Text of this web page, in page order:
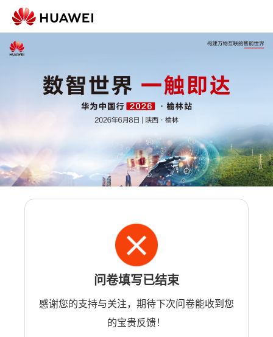
问卷填写已结束
感谢您的支持与关注，期待下次问卷能收到您
的宝贵反馈！